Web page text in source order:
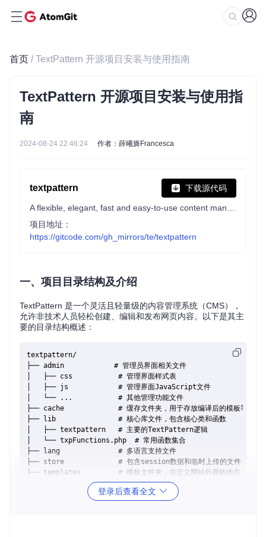
首页 / TextPattern 开源项目安装与使用指南
TextPattern 开源项目安装与使用指
南
2024-08-24 22:46:24 作者：薛曦旖Francesca
textpattern 下载源代码
项目地址：
https://gitcode.com/gh_mirrors/te/textpattern
一、项目目录结构及介绍
TextPattern 是一个灵活且轻量级的内容管理系统（CMS），
允许非技术人员轻松创建、编辑和发布网页内容。以下是其主
要的目录结构概述：
textpattern/
├── admin            # 管理员界面相关文件
│   ├── css           # 管理界面样式表
│   ├── js            # 管理界面JavaScript文件
│   └── ...           # 其他管理功能文件
├── cache             # 缓存文件夹，用于存放编译后的模板等缓存
├── lib               # 核心库文件，包含核心类和函数
│   ├── textpattern   # 主要的TextPattern逻辑
│   └── txpFunctions.php  # 常用函数集合
├── lang              # 多语言支持文件
├── store             # 包含session数据和临时上传的文件
├── templates         # 模板文件夹，自定义网站外观的地方
│   ├── default       # 默认模板示例
│   └── ...           # 其他可选模板
登录后查看全文